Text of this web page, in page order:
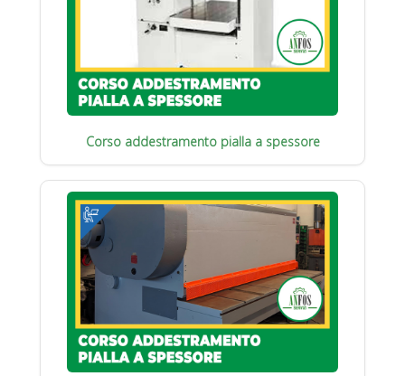
Corso addestramento pialla a spessore